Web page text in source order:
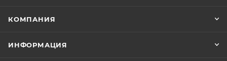
КОМПАНИЯ
ИНФОРМАЦИЯ